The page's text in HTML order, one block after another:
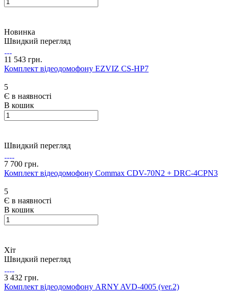
Новинка
Швидкий перегляд
11 543 грн.
Комплект відеодомофону EZVIZ CS-HP7
5
Є в наявності
В кошик
Швидкий перегляд
7 700 грн.
Комплект відеодомофону Commax CDV-70N2 + DRC-4CPN3
5
Є в наявності
В кошик
Хіт
Швидкий перегляд
3 432 грн.
Комплект відеодомофону ARNY AVD-4005 (ver.2)